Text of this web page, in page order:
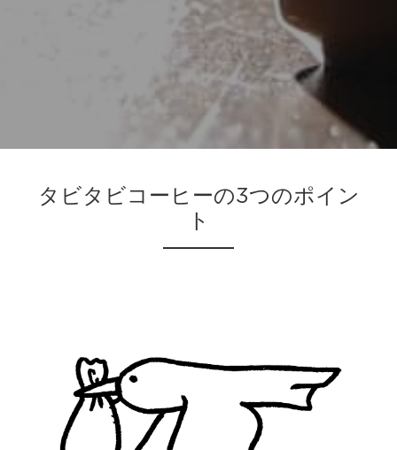
タビタビコーヒーの3つのポイン
ト